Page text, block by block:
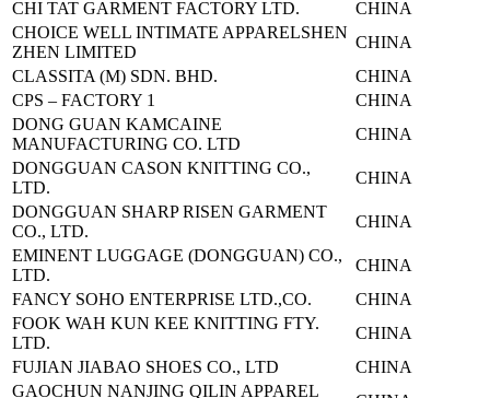
CHI TAT GARMENT FACTORY LTD.
CHINA
CHOICE WELL INTIMATE APPARELSHEN
ZHEN LIMITED
CHINA
CLASSITA (M) SDN. BHD.
CHINA
CPS – FACTORY 1
CHINA
DONG GUAN KAMCAINE
MANUFACTURING CO. LTD
CHINA
DONGGUAN CASON KNITTING CO.,
LTD.
CHINA
DONGGUAN SHARP RISEN GARMENT
CO., LTD.
CHINA
EMINENT LUGGAGE (DONGGUAN) CO.,
LTD.
CHINA
FANCY SOHO ENTERPRISE LTD.,CO.
CHINA
FOOK WAH KUN KEE KNITTING FTY.
LTD.
CHINA
FUJIAN JIABAO SHOES CO., LTD
CHINA
GAOCHUN NANJING QILIN APPAREL